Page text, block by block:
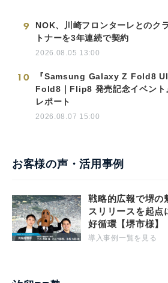
9
NOK、川崎フロンターレとのク
トナーを3年連続で契約
2026.08.05 13:00
10
『Samsung Galaxy Z Fold8
Fold8｜Flip8 発売記念イベント
レポート
2026.08.07 15:00
お客様の声・活用事例
戦略的広報で堺の
スリリースを起点
好循環【堺市様】
導入事例一覧を見る